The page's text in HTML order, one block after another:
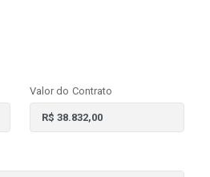
Valor do Contrato